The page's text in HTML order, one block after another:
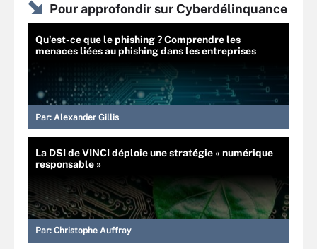
Pour approfondir sur Cyberdélinquance
Qu'est-ce que le phishing ? Comprendre les
menaces liées au phishing dans les entreprises
Par: Alexander Gillis
La DSI de VINCI déploie une stratégie « numérique
responsable »
Par: Christophe Auffray